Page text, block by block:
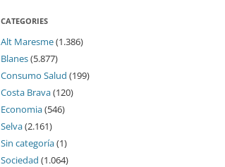
CATEGORIES
Alt Maresme(1.386)
Blanes(5.877)
Consumo Salud (199)
Costa Brava(120)
Economia(546)
Selva(2.161)
Sin categoría(1)
Sociedad (1.064)